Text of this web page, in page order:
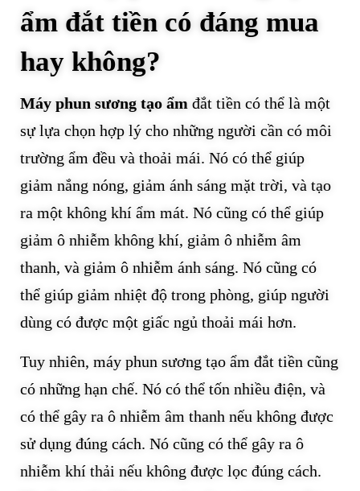
ẩm đắt tiền có đáng mua
hay không?
Máy phun sương tạo ẩm đắt tiền có thể là một
sự lựa chọn hợp lý cho những người cần có môi
trường ẩm đều và thoải mái. Nó có thể giúp
giảm nắng nóng, giảm ánh sáng mặt trời, và tạo
ra một không khí ẩm mát. Nó cũng có thể giúp
giảm ô nhiễm không khí, giảm ô nhiễm âm
thanh, và giảm ô nhiễm ánh sáng. Nó cũng có
thể giúp giảm nhiệt độ trong phòng, giúp người
dùng có được một giấc ngủ thoải mái hơn.
Tuy nhiên, máy phun sương tạo ẩm đắt tiền cũng
có những hạn chế. Nó có thể tốn nhiều điện, và
có thể gây ra ô nhiễm âm thanh nếu không được
sử dụng đúng cách. Nó cũng có thể gây ra ô
nhiễm khí thải nếu không được lọc đúng cách.